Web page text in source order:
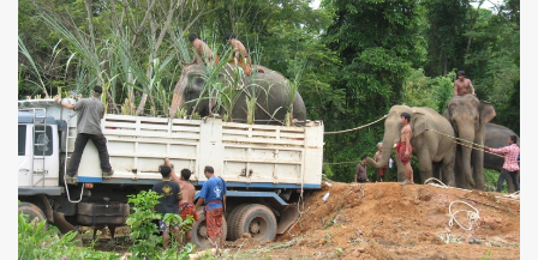
ค้นหา